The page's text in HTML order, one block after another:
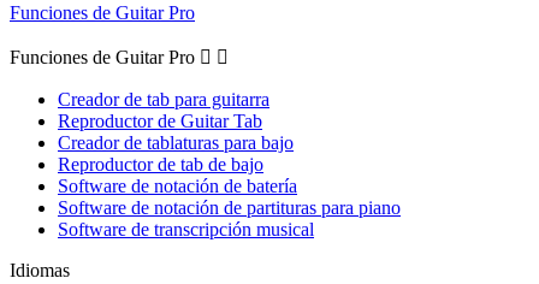
Funciones de Guitar Pro
Funciones de Guitar Pro  
Creador de tab para guitarra
Reproductor de Guitar Tab
Creador de tablaturas para bajo
Reproductor de tab de bajo
Software de notación de batería
Software de notación de partituras para piano
Software de transcripción musical
Idiomas